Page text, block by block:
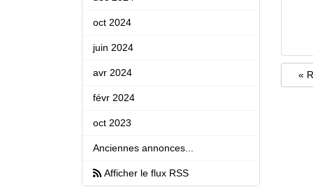
oct 2024
juin 2024
avr 2024
févr 2024
oct 2023
Anciennes annonces...
Afficher le flux RSS
«